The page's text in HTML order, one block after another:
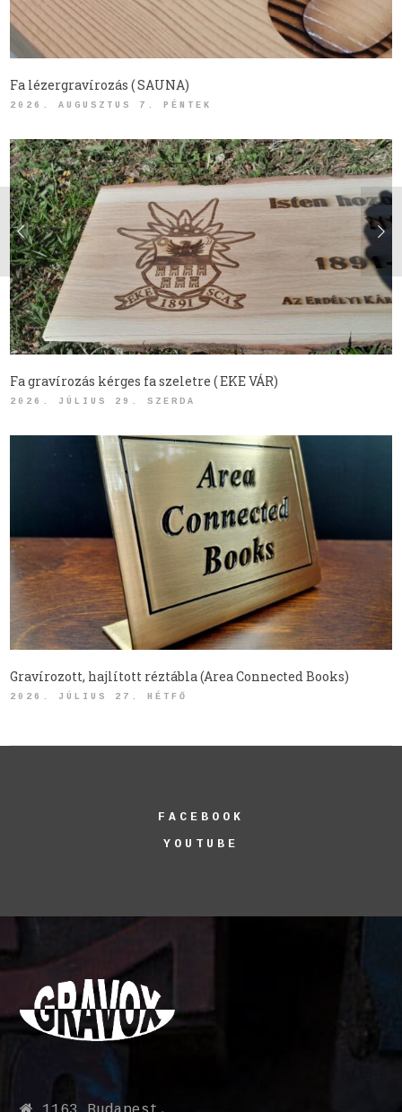
Fa lézergravírozás ( SAUNA)
2026. AUGUSZTUS 7. PÉNTEK
Fa gravírozás kérges fa szeletre ( EKE VÁR)
2026. JÚLIUS 29. SZERDA
Gravírozott, hajlított réztábla (Area Connected Books)
2026. JÚLIUS 27. HÉTFŐ
FACEBOOK
YOUTUBE